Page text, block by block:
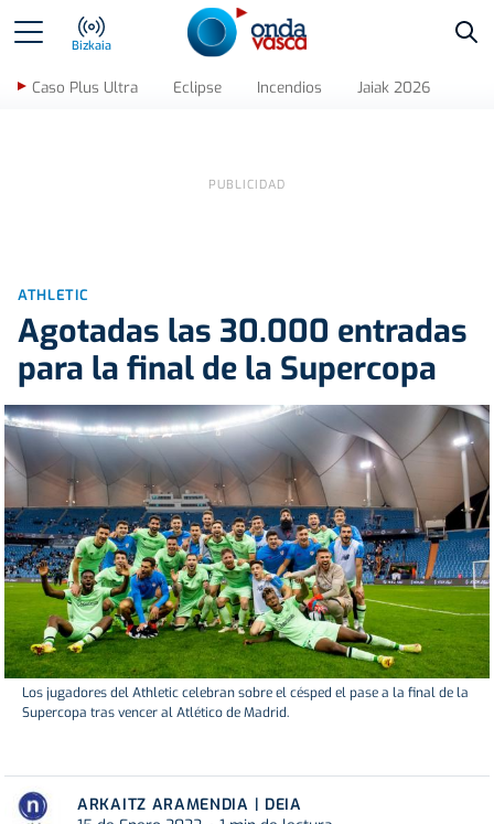
Bizkaia
Caso Plus Ultra Eclipse Incendios Jaiak 2026
ATHLETIC
Agotadas las 30.000 entradas
para la final de la Supercopa
Los jugadores del Athletic celebran sobre el césped el pase a la final de la
Supercopa tras vencer al Atlético de Madrid.
ARKAITZ ARAMENDIA | DEIA